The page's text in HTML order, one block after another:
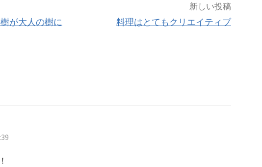
が大人の樹に
新しい投稿
料理はとてもクリエイティブ